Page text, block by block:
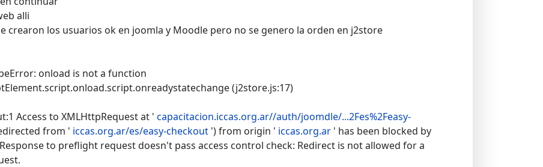
alli
crearon los usuarios ok en joomla y Moodle pero no se genero la orden en j2store
onload is not a function
(j2store.js:17)
Access to XMLHttpRequest at ' capacitacion.iccas.org.ar//auth/joomdle/...2Fes%2Feasy-
from ' iccas.org.ar/es/easy-checkout ') from origin ' iccas.org.ar ' has been blocked by
Response to preflight request doesn't pass access control check: Redirect is not allowed for a